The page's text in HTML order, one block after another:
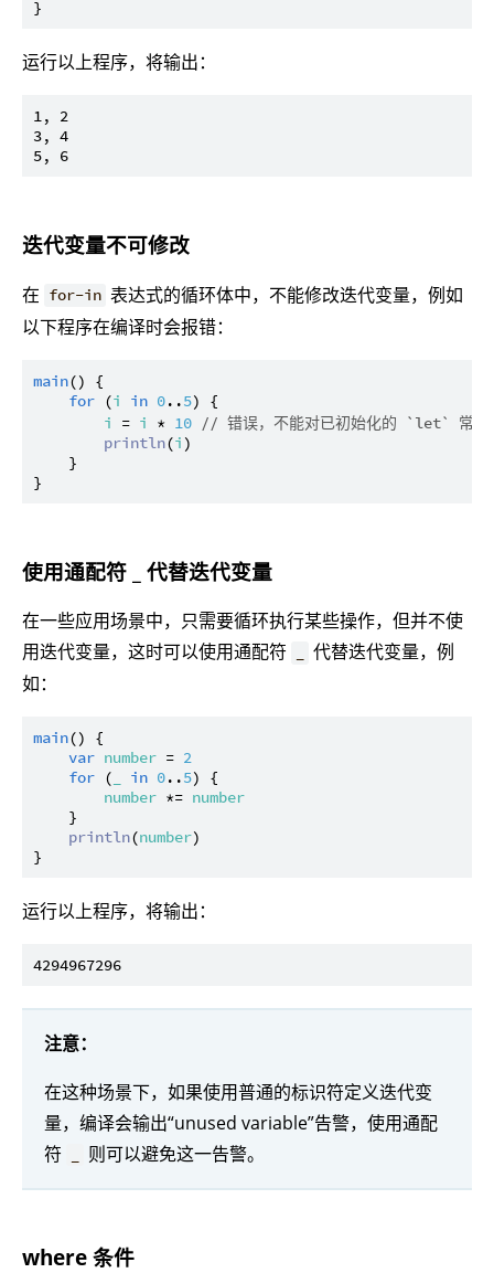
运行以上程序，将输出：
1, 2
3, 4
迭代变量不可修改
在 for-in 表达式的循环体中，不能修改迭代变量，例如
以下程序在编译时会报错：
main() {
for (i in 0..5) {
i
= i * 10 // 错误，不能对已初始化的 `let` 常量
println(i )
    }
使用通配符 _ 代替迭代变量
在一些应用场景中，只需要循环执行某些操作，但并不使
用迭代变量，这时可以使用通配符
代替迭代变量，例
如：
main() {
var number = 2
for ( in 0..5) {
number *= number
    }
println(number)
运行以上程序，将输出：
注意：
在这种场景下，如果使用普通的标识符定义迭代变
量，编译会输出“unused variable”告警，使用通配
符
则可以避免这一告警。
where 条件